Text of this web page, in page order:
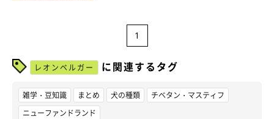
1
レオンベルガー に関連するタグ
雑学・豆知識 まとめ 犬の種類
チベタン・マスティフ
ニューファンドランド